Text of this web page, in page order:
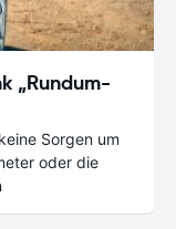
„Rundum-
Sorgen um
oder die